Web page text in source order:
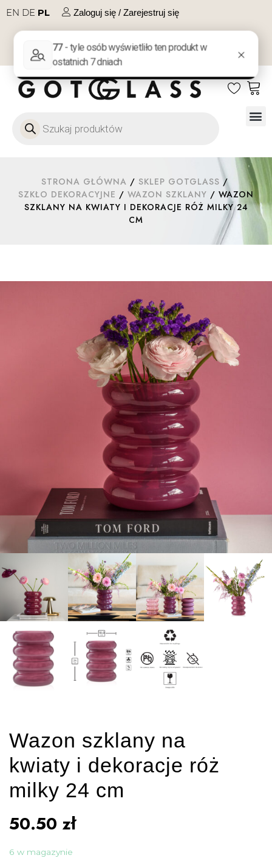
EN DE PL Zaloguj się / Zarejestruj się
NA PREZENT KONTAKT
STRONA GŁÓWNA / SKLEP GOTGLASS /
SZKŁO DEKORACYJNE / WAZON SZKLANY / WAZON
SZKLANY NA KWIATY I DEKORACJE RÓŻ MILKY 24
CM
Wazon szklany na
kwiaty i dekoracje róż
milky 24 cm
50.50 zł
6 w magazynie